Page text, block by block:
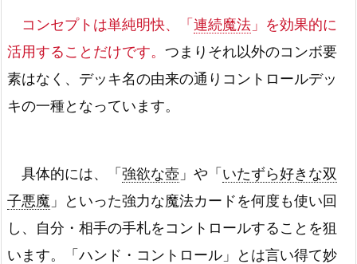
コンセプトは単純明快、「 連続魔法 」を効果的に
活用することだけです。 つまりそれ以外のコンボ要
素はなく、デッキ名の由来の通りコントロールデッ
キの一種となっています。
具体的には、「 強欲な壺 」や「 いたずら好きな双
子悪魔 」といった強力な魔法カードを何度も使い回
し、自分・相手の手札をコントロールすることを狙
います。「ハンド・コントロール」とは言い得て妙